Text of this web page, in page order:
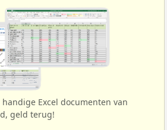
Excel documenten van
geld terug!